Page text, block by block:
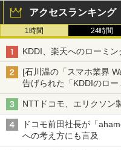
アクセスランキング
1時間 24時間
KDDI、楽天へのローミ
[石川温の「スマホ業界
告げられた「KDDIのロー
穴と楽天モバイルの課題
NTTドコモ、エリクソン
ドコモ前田社長が「
への考え方にも言及